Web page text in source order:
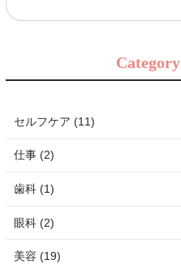
Category
セルフケア (11)
仕事 (2)
歯科 (1)
眼科 (2)
美容 (19)